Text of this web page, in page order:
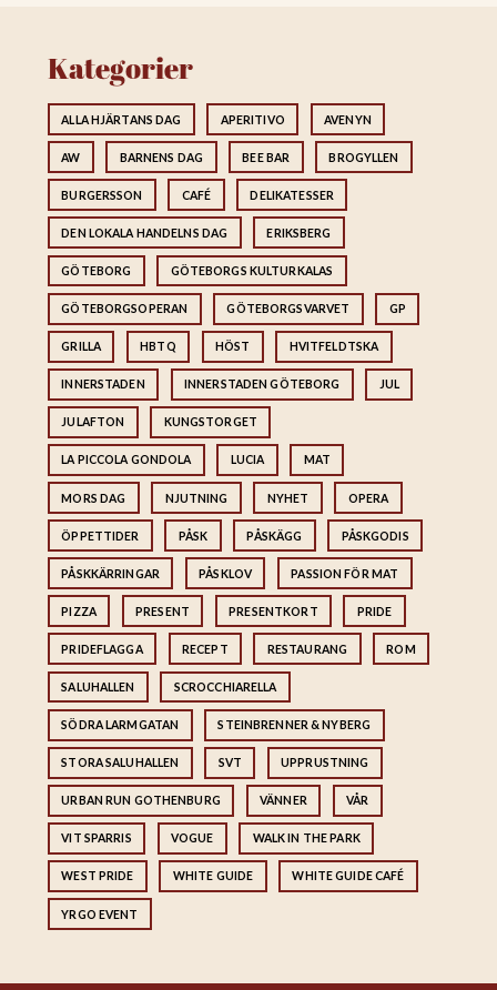
Kategorier
ALLA HJÄRTANS DAG APERITIVO AVENYN
AW BARNENS DAG BEE BAR BROGYLLEN
BURGERSSON CAFÉ DELIKATESSER
DEN LOKALA HANDELNS DAG ERIKSBERG
GÖTEBORG GÖTEBORGS KULTURKALAS
GÖTEBORGSOPERAN GÖTEBORGSVARVET GP
GRILLA HBTQ HÖST HVITFELDTSKA
INNERSTADEN INNERSTADEN GÖTEBORG JUL
JULAFTON KUNGSTORGET
LA PICCOLA GONDOLA LUCIA MAT
MORS DAG NJUTNING NYHET OPERA
ÖPPETTIDER PÅSK PÅSKÄGG PÅSKGODIS
PÅSKKÄRRINGAR PÅSKLOV PASSION FÖR MAT
PIZZA PRESENT PRESENTKORT PRIDE
PRIDEFLAGGA RECEPT RESTAURANG ROM
SALUHALLEN SCROCCHIARELLA
SÖDRA LARMGATAN STEINBRENNER & NYBERG
STORA SALUHALLEN SVT UPPRUSTNING
URBAN RUN GOTHENBURG VÄNNER VÅR
VIT SPARRIS VOGUE WALK IN THE PARK
WEST PRIDE WHITE GUIDE WHITE GUIDE CAFÉ
YRGO EVENT